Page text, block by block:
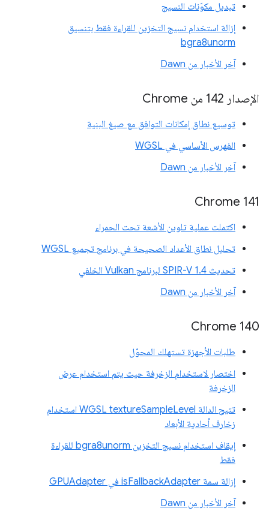
تبديل مكوّنات النسيج
إزالة استخدام نسيج التخزين للقراءة فقط بتنسيق
bgra8unorm
آخر الأخبار من Dawn
الإصدار 142 من Chrome
توسيع نطاق إمكانات التوافق مع صيغ البنية
الفهرس الأساسي في WGSL
آخر الأخبار من Dawn
‫Chrome 141
اكتملت عملية تلوين الأشعة تحت الحمراء
تحليل نطاق الأعداد الصحيحة في برنامج تجميع WGSL
تحديث SPIR-V 1.4 لبرنامج Vulkan الخلفي
آخر الأخبار من Dawn
Chrome 140
طلبات الأجهزة تستهلك المحوّل
اختصار لاستخدام الزخرفة حيث يتم استخدام عرض
الزخرفة
تتيح الدالة WGSL textureSampleLevel استخدام
زخارف أحادية الأبعاد
إيقاف استخدام نسيج التخزين bgra8unorm للقراءة
فقط
إزالة سمة isFallbackAdapter في GPUAdapter
آخر الأخبار من Dawn